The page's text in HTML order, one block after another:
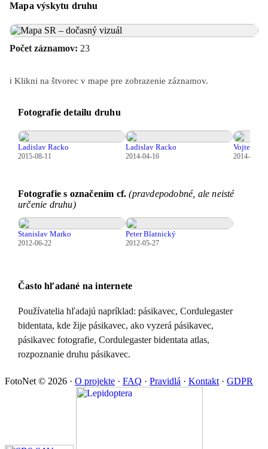
Bionómia:Doba letu imág je od konca mája do konca júla.
rokov.Zimuje vajíčko a larva.
Výskyt/Ochrana: Zriedkavý a chránený druh. Vzhľadom na
Synonymá
Cordulegaster bidentata sicilicus Fraser, 1929
Zdroj: GBIF
Mapa výskytu druhu
Počet záznamov: 23
ℹ️ Klikni na štvorec v mape pre zobrazenie záznamov.
Fotografie detailu druhu
Ladislav Racko
2015-08-11
Ladislav Racko
2014-04-16
Vojtech
2014-01-22
Fotografie s označením cf.(pravdepodobné, ale neisté
určenie druhu)
Stanislav Marko
2012-06-22
Peter Blatnický
2012-05-27
Často hľadané na internete
Používatelia hľadajú napríklad: pásikavec, Cordulegaster
bidentata, kde žije pásikavec, ako vyzerá pásikavec,
pásikavec fotografie, Cordulegaster bidentata atlas,
rozpoznanie druhu pásikavec.
FotoNet © 2026 · O projekte · FAQ · Pravidlá · Kontakt · GDPR